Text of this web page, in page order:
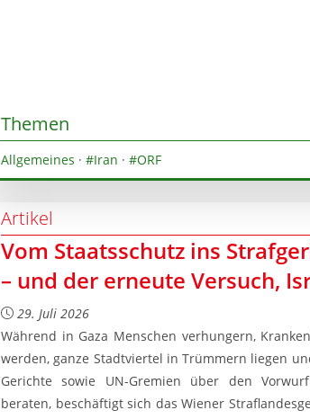
Themen
Allgemeines · #Iran · #ORF
Artikel
Vom Staatsschutz ins
– und der erneute Versuch,
29. Juli 2026
Während in Gaza Menschen verhungern,
werden, ganze Stadtviertel in Trümmern liegen
Gerichte sowie UN-Gremien über den
beraten, beschäftigt sich das Wiener